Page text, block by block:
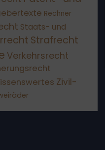
Rechner
Staats- und
Strafrecht
Verkehrsrecht
Zivil-